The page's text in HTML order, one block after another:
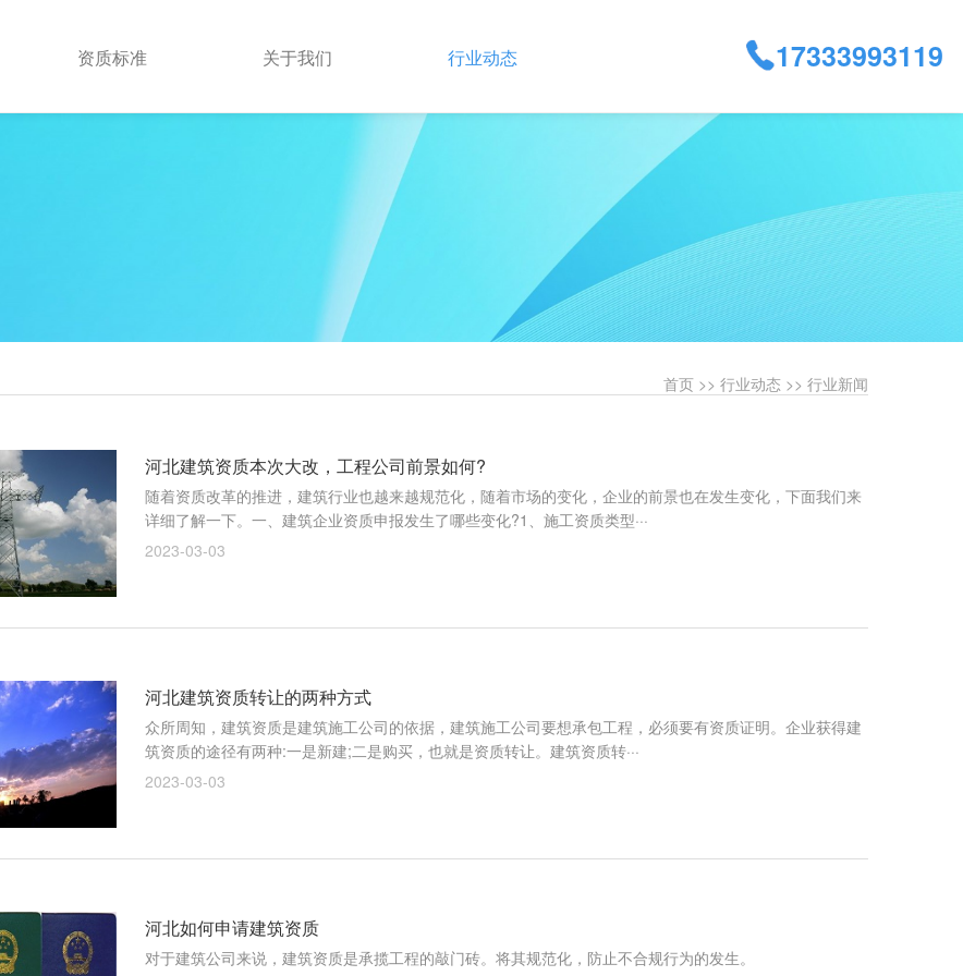
资质标准 关于我们 行业动态 17333993119
首页 >> 行业动态 >> 行业新闻
河北建筑资质本次大改，工程公司前景如何?
随着资质改革的推进，建筑行业也越来越规范化，随着市场的变化，企业的前景也在发生变化，下面我们来
详细了解一下。一、建筑企业资质申报发生了哪些变化?1、施工资质类型···
2023-03-03
河北建筑资质转让的两种方式
众所周知，建筑资质是建筑施工公司的依据，建筑施工公司要想承包工程，必须要有资质证明。企业获得建
筑资质的途径有两种:一是新建;二是购买，也就是资质转让。建筑资质转···
2023-03-03
河北如何申请建筑资质
对于建筑公司来说，建筑资质是承揽工程的敲门砖。将其规范化，防止不合规行为的发生。